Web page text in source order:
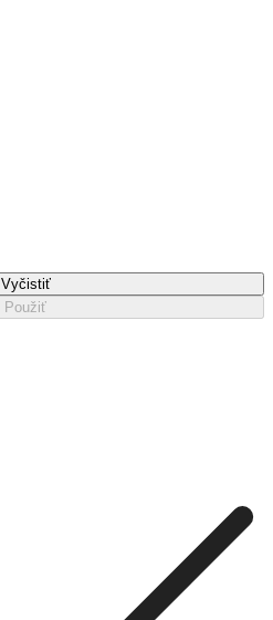
Vyčistiť
Použiť